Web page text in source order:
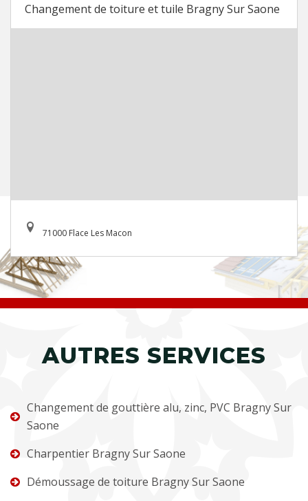
Changement de toiture et tuile Bragny Sur Saone
71000 Flace Les Macon
AUTRES SERVICES
Changement de gouttière alu, zinc, PVC Bragny Sur
Saone
Charpentier Bragny Sur Saone
Démoussage de toiture Bragny Sur Saone